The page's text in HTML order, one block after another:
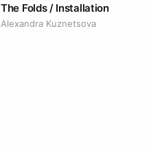
The Folds / Installation
Alexandra Kuznetsova